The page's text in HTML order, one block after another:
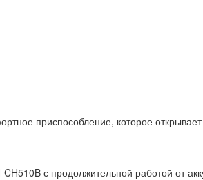
приспособление, которое
с продолжительной работой от